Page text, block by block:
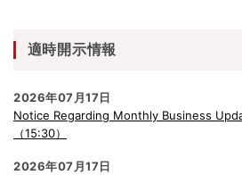
適時開示情報
2026年07月17日
Notice Regarding Monthly Business
（15:30）
2026年07月17日